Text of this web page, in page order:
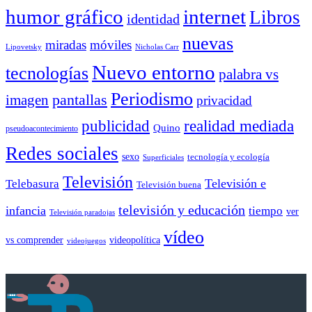
humor gráfico identidad internetLibros
Lipovetsky miradas móviles Nicholas Carr nuevas
tecnologíasNuevo entorno palabra vs
imagen pantallas Periodismo privacidad
pseudoacontecimiento publicidad Quino realidad mediada
Redes sociales sexo Superficiales tecnología y ecología
Telebasura Televisión Televisión buena Televisión e
infancia Televisión paradojas televisión y educación tiempo ver
vs comprender videojuegos videopolítica vídeo